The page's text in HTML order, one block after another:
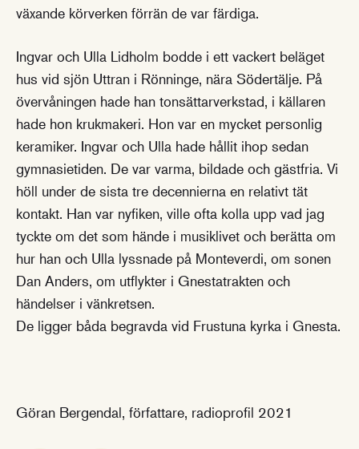
växande körverken förrän de var färdiga.
Ingvar och Ulla Lidholm bodde i ett vackert beläget
hus vid sjön Uttran i Rönninge, nära Södertälje. På
övervåningen hade han tonsättarverkstad, i källaren
hade hon krukmakeri. Hon var en mycket personlig
keramiker. Ingvar och Ulla hade hållit ihop sedan
gymnasietiden. De var varma, bildade och gästfria. Vi
höll under de sista tre decennierna en relativt tät
kontakt. Han var nyfiken, ville ofta kolla upp vad jag
tyckte om det som hände i musiklivet och berätta om
hur han och Ulla lyssnade på Monteverdi, om sonen
Dan Anders, om utflykter i Gnestatrakten och
händelser i vänkretsen.
De ligger båda begravda vid Frustuna kyrka i Gnesta.
Göran Bergendal, författare, radioprofil 2021